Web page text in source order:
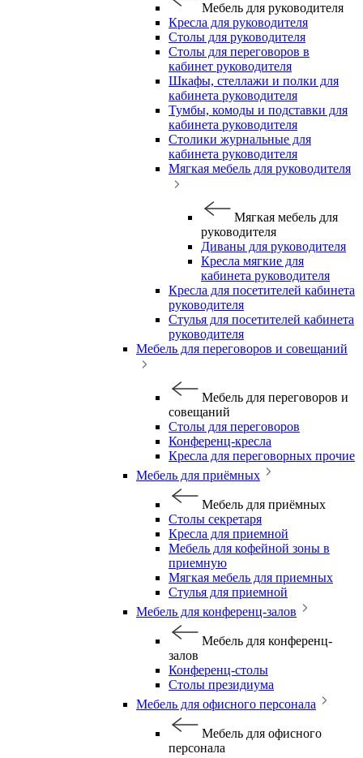
Мебель для руководителя
Кресла для руководителя
Столы для руководителя
Столы для переговоров в
кабинет руководителя
Шкафы, стеллажи и полки для
кабинета руководителя
Тумбы, комоды и подставки для
кабинета руководителя
Столики журнальные для
кабинета руководителя
Мягкая мебель для руководителя
Мягкая мебель для
руководителя
Диваны для руководителя
Кресла мягкие для
кабинета руководителя
Кресла для посетителей кабинета
руководителя
Стулья для посетителей кабинета
руководителя
Мебель для переговоров и совещаний
Мебель для переговоров и
совещаний
Столы для переговоров
Конференц-кресла
Кресла для переговорных прочие
Мебель для приёмных
Мебель для приёмных
Столы секретаря
Кресла для приемной
Мебель для кофейной зоны в
приемную
Мягкая мебель для приемных
Стулья для приемной
Мебель для конференц-залов
Мебель для конференц-
залов
Конференц-столы
Столы президиума
Мебель для офисного персонала
Мебель для офисного
персонала